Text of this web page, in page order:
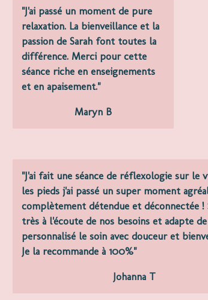
"J'ai passé un moment de pure
relaxation. La bienveillance et la
passion de Sarah font toutes la
différence. Merci pour cette
séance riche en enseignements
et en apaisement."
Maryn B
"J'ai fait une séance de réflexologie sur le
les pieds j'ai passé un super moment
complètement détendue et déconnectée !
très à l'écoute de nos besoins et adapte
personnalisé le soin avec douceur et
Je la recommande à 100%"
Johanna T